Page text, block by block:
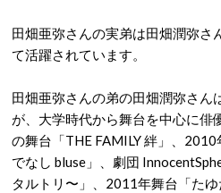
田畑亜弥さんの実弟は田畑潤弥さ
て活躍されています。
田畑亜弥さんの弟の田畑潤弥さん
が、大学時代から舞台を中心に俳
の舞台「THE FAMILY 絆」、2010
でなし bluse」、劇団
タルトリ〜」、2011年舞台「たゆ